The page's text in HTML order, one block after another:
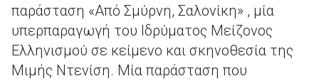
παράσταση «Από Σμύρνη, Σαλονίκη» , μία
υπερπαραγωγή του Ιδρύματος Μείζονος
Ελληνισμού σε κείμενο και σκηνοθεσία της
Μιμής Ντενίση. Μία παράσταση που